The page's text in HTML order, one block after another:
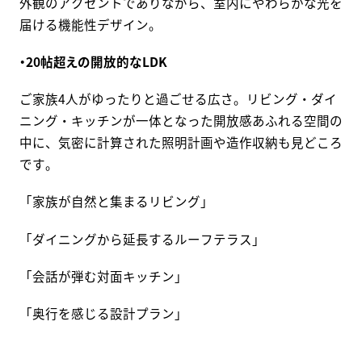
届ける機能性デザイン。
・20帖超えの開放的なLDK
ご家族4人がゆったりと過ごせる広さ。リビング・ダイ
ニング・キッチンが一体となった開放感あふれる空間の
中に、気密に計算された照明計画や造作収納も見どころ
です。
「家族が自然と集まるリビング」
「ダイニングから延長するルーフテラス」
「会話が弾む対面キッチン」
「奥行を感じる設計プラン」